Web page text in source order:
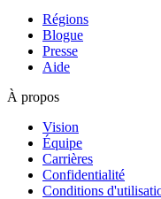
Régions
Blogue
Presse
Aide
À propos
Vision
Équipe
Carrières
Confidentialité
Conditions